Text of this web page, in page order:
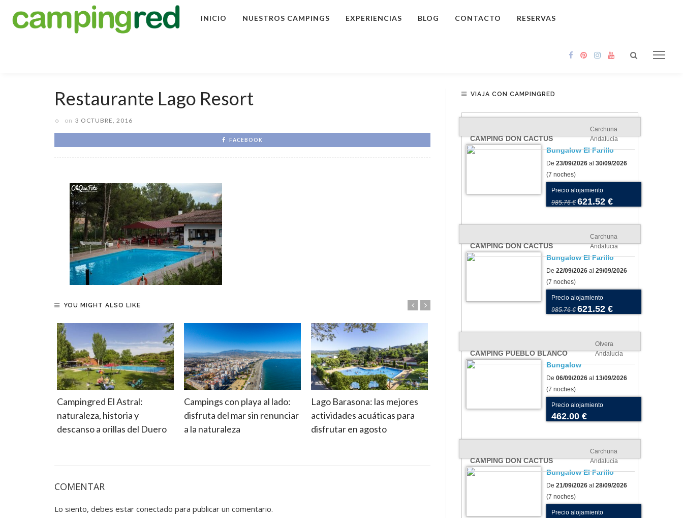
INICIO NUESTROS CAMPINGS EXPERIENCIAS BLOG CONTACTO RESERVAS
Restaurante Lago Resort
on 3 OCTUBRE, 2016
FACEBOOK
YOU MIGHT ALSO LIKE
Campingred El Astral:
naturaleza, historia y
descanso a orillas del Duero
Campings con playa al lado:
disfruta del mar sin renunciar
a la naturaleza
Lago Barasona: las mejores
actividades acuáticas para
disfrutar en agosto
vacaciones inolvidables
Suelos para tu tienda o
caravana: cómo elegir el más
COMENTAR
Lo siento, debes estar conectado para publicar un comentario.
VIAJA CON CAMPINGRED
CAMPING DON CACTUS
Carchuna
Andalucia
Bungalow El Farillo
De 23/09/2026 al 30/09/2026
(7 noches)
Precio alojamiento
985.76 € 621.52 €
CAMPING DON CACTUS
Carchuna
Andalucia
Bungalow El Farillo
De 22/09/2026 al 29/09/2026
(7 noches)
Precio alojamiento
985.76 € 621.52 €
CAMPING PUEBLO BLANCO
Olvera
Andalucia
Bungalow
De 06/09/2026 al 13/09/2026
(7 noches)
Precio alojamiento
462.00 €
CAMPING DON CACTUS
Carchuna
Andalucia
Bungalow El Farillo
De 21/09/2026 al 28/09/2026
(7 noches)
Precio alojamiento